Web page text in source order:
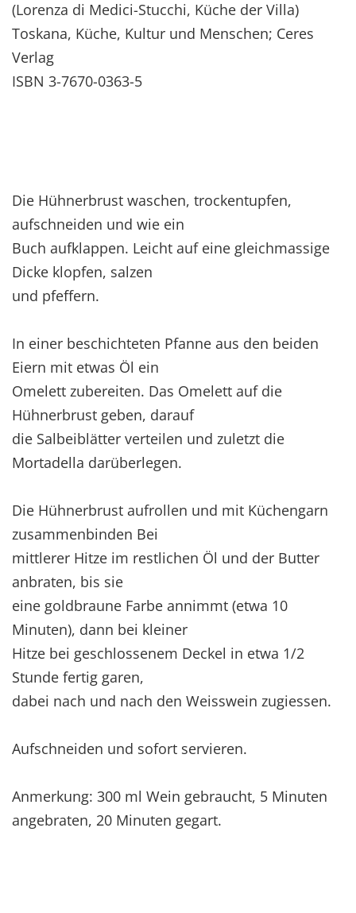
(Lorenza di Medici-Stucchi, Küche der Villa)
Toskana, Küche, Kultur und Menschen; Ceres
Verlag
ISBN 3-7670-0363-5
Die Hühnerbrust waschen, trockentupfen,
aufschneiden und wie ein
Buch aufklappen. Leicht auf eine gleichmassige
Dicke klopfen, salzen
und pfeffern.
In einer beschichteten Pfanne aus den beiden
Eiern mit etwas Öl ein
Omelett zubereiten. Das Omelett auf die
Hühnerbrust geben, darauf
die Salbeiblätter verteilen und zuletzt die
Mortadella darüberlegen.
Die Hühnerbrust aufrollen und mit Küchengarn
zusammenbinden Bei
mittlerer Hitze im restlichen Öl und der Butter
anbraten, bis sie
eine goldbraune Farbe annimmt (etwa 10
Minuten), dann bei kleiner
Hitze bei geschlossenem Deckel in etwa 1/2
Stunde fertig garen,
dabei nach und nach den Weisswein zugiessen.
Aufschneiden und sofort servieren.
Anmerkung: 300 ml Wein gebraucht, 5 Minuten
angebraten, 20 Minuten gegart.